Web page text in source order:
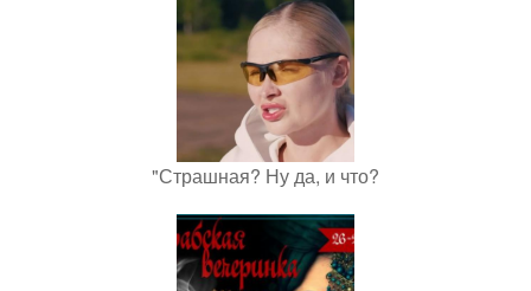
"Страшная? Ну да, и что?